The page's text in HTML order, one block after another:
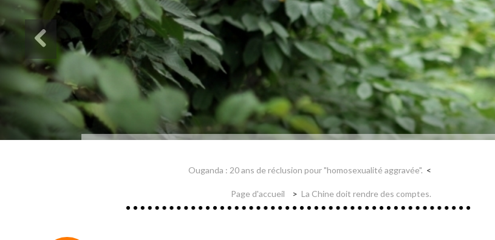
Ouganda : 20 ans de réclusion pour "homosexualité aggravée".
Page d'accueil La Chine doit rendre des comptes.